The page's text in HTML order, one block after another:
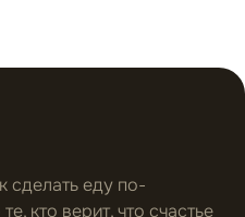
сделать еду по-
кто верит, что счастье